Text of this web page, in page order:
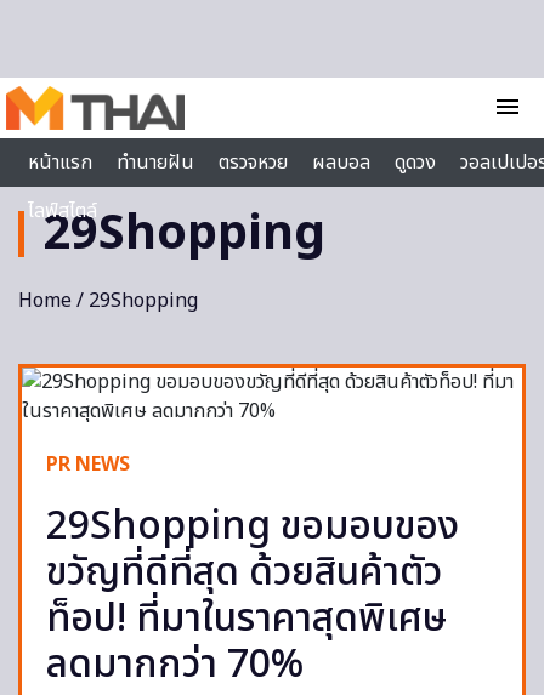
menu
หน้าแรก
ทำนายฝัน ตรวจหวย ผลบอล ดูดวง
วอลเปเป
ไลฟ์สไตล์
29Shopping
Home/ 29Shopping
PR NEWS
29Shopping ขอมอบของ
ขวัญที่ดีที่สุด ด้วยสินค้าตัว
ท็อป! ที่มาในราคาสุดพิเศษ
ลดมากกว่า 70%